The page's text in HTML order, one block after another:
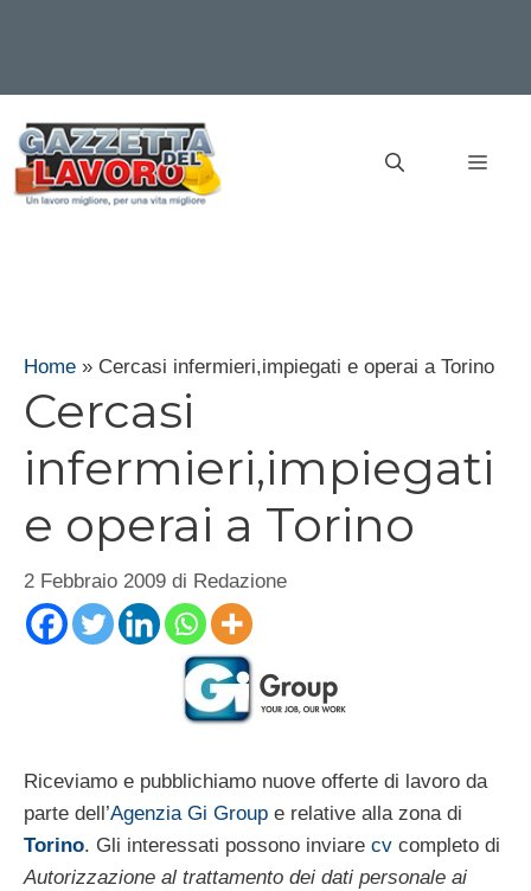
contenuto
Home » Cercasi infermieri,impiegati e operai a Torino
Cercasi
infermieri,impiegati
e operai a Torino
2 Febbraio 2009 di Redazione
Riceviamo e pubblichiamo nuove offerte di lavoro da
parte dell’Agenzia Gi Group e relative alla zona di
Torino. Gli interessati possono inviare cv completo di
Autorizzazione al trattamento dei dati personale ai